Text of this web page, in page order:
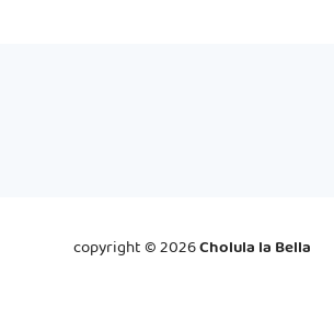
copyright ©2026Cholula la Bella